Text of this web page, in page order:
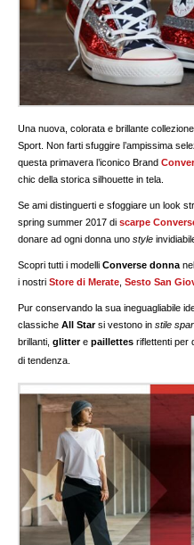
Una nuova, colorata e brillante
Sport. Non farti sfuggire l’ampissima
questa primavera l’iconico Brand
chic della storica silhouette in tela.
Se ami distinguerti e sfoggiare un look
spring summer 2017 discarpe
donare ad ogni donna unostyle
Scopri tutti i modelliConverse donna
i nostriStore di Merate ,Sesto San
Pur conservando la sua ineguagliabile
classicheAll Starsi vestono instile
brillanti,glitter epaillettes riflettenti per
di tendenza.